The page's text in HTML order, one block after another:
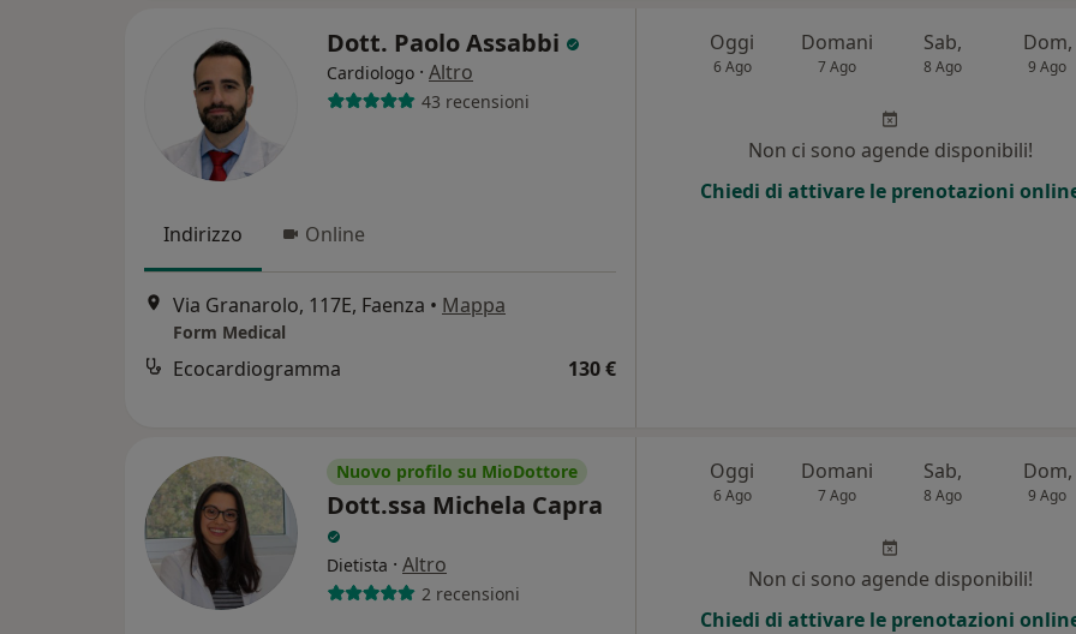
Dott. Paolo Assabbi
Cardiologo · Altro
43 recensioni
Indirizzo Online
Via Granarolo, 117E, Faenza • Mappa
Form Medical
Ecocardiogramma 130 €
Oggi
6 Ago
Domani
7 Ago
Sab,
8 Ago
Dom,
9 Ago
Non ci sono agende disponibili!
Chiedi di attivare le prenotazioni
Nuovo profilo su MioDottore
Dott.ssa Michela Capra
Dietista · Altro
2 recensioni
Oggi
6 Ago
Domani
7 Ago
Sab,
8 Ago
Dom,
9 Ago
Non ci sono agende disponibili!
Chiedi di attivare le prenotazioni